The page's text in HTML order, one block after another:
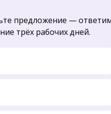
предложение —
трёх рабочих дней.